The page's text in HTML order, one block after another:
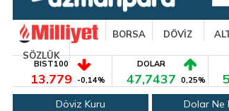
BORSA DÖVİZ
SÖZLÜK
BIST100
13.779 -0,14%
DOLAR
47,7437 0,25%
Döviz Kuru Dolar Ne